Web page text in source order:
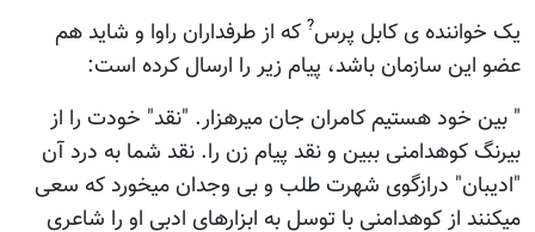
يک خواننده ی کابل پرس? که از طرفداران راوا و شايد هم
عضو اين سازمان باشد، پيام زير را ارسال کرده است:
" بین خود هستیم کامران جان میرهزار. "نقد" خودت را از
بیرنگ کوهدامنی ببین و نقد پیام زن را. نقد شما به درد آن
"ادیبان" درازگوی شهرت طلب و بی وجدان میخورد که سعی
میکنند از کوهدامنی با توسل به ابزارهای ادبی او را شاعری